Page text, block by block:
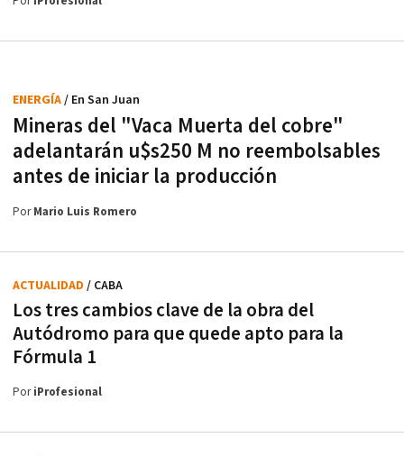
Mineras del "Vaca Muerta del cobre"
adelantarán u$s250 M no reembolsables
antes de iniciar la producción
ENERGÍA/ En San Juan
PorMario Luis Romero
Los tres cambios clave de la obra del
Autódromo para que quede apto para la
Fórmula 1
ACTUALIDAD / CABA
PoriProfesional